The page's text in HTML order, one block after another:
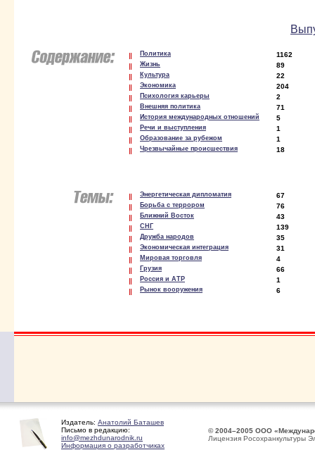
Политика 1162
Жизнь 89
Культура 22
Экономика 204
Психология карьеры 2
Внешняя политика 71
История международных отношений 5
Речи и выступления 1
Образование за рубежом 1
Чрезвычайные происшествия 18
Энергетическая дипломатия 67
Борьба с террором 76
Ближний Восток 43
СНГ 139
Дружба народов 35
Экономическая интеграция 31
Мировая торговля 4
Грузия 66
Россия и АТР 1
Рынок вооружения 6
Издатель: Анатолий Баташев
Письмо в редакцию:
info@mezhdunarodnik.ru
Информация о разработчиках
© 2004–2005 ООО
Лицензия